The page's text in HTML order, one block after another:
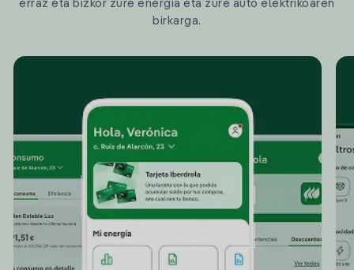
erraz eta bizkor zure energia eta zure auto elektrikoaren
birkarga.